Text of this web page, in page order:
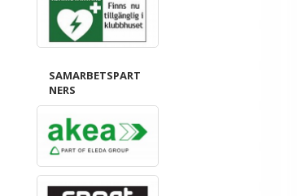
SAMARBETSPART
NERS